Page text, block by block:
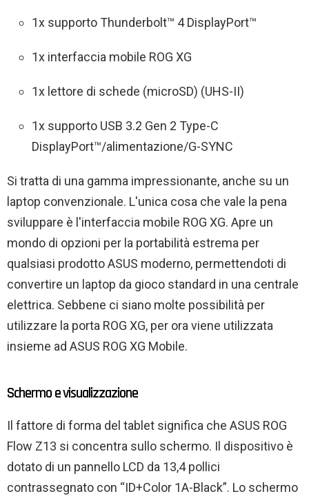
1x supporto Thunderbolt™ 4 DisplayPort™
1x interfaccia mobile ROG XG
1x lettore di schede (microSD) (UHS-II)
1x supporto USB 3.2 Gen 2 Type-C
DisplayPort™/alimentazione/G-SYNC
Si tratta di una gamma impressionante, anche su un
laptop convenzionale. L'unica cosa che vale la pena
sviluppare è l'interfaccia mobile ROG XG. Apre un
mondo di opzioni per la portabilità estrema per
qualsiasi prodotto ASUS moderno, permettendoti di
convertire un laptop da gioco standard in una centrale
elettrica. Sebbene ci siano molte possibilità per
utilizzare la porta ROG XG, per ora viene utilizzata
insieme ad ASUS ROG XG Mobile.
Schermo e visualizzazione
Il fattore di forma del tablet significa che ASUS ROG
Flow Z13 si concentra sullo schermo. Il dispositivo è
dotato di un pannello LCD da 13,4 pollici
contrassegnato con “ID+Color 1A-Black”. Lo schermo